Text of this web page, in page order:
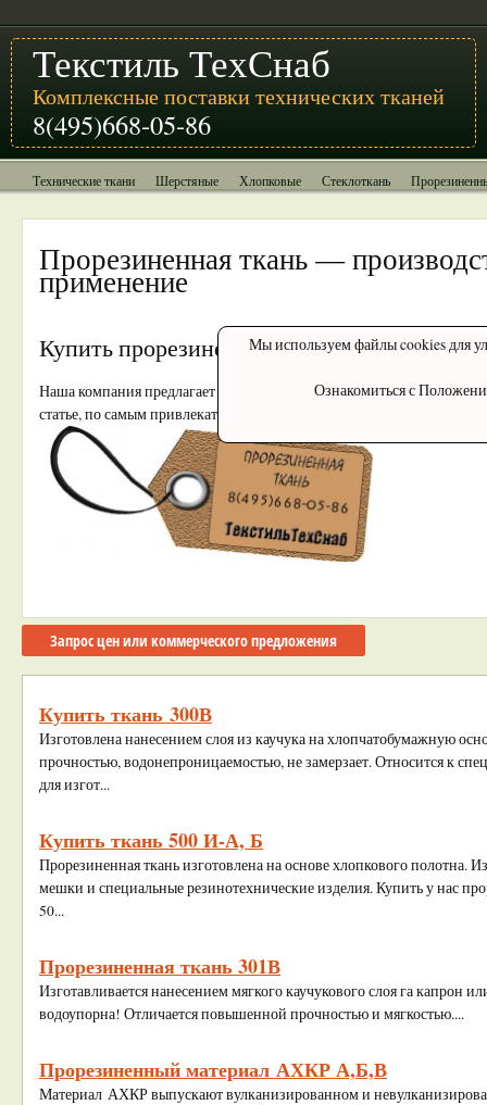
Мы используем файлы cookies для
Ознакомиться с
Текстиль ТехСнаб
Комплексные поставки технических тканей
8(495)668-05-86
Технические ткани Шерстяные Хлопковые Стеклоткань
Прорезиненная ткань —
применение
Купить прорезиненную ткань
Наша компания предлагает регулярные поставки технического
статье, по самым привлекательным ценам.
Запрос цен или коммерческого предложения
Купить ткань 300В
Изготовлена нанесением слоя из каучука на хлопчатобумажную
прочностью, водонепроницаемостью, не замерзает. Относится к
для изгот...
Купить ткань 500 И-А, Б
Прорезиненная ткань изготовлена на основе хлопкового полотна.
мешки и специальные резинотехнические изделия. Купить у нас
50...
Прорезиненная ткань 301В
Изготавливается нанесением мягкого каучукового слоя га капрон
водоупорна! Отличается повышенной прочностью и мягкостью....
Прорезиненный материал АХКР А,Б,В
Материал АХКР выпускают вулканизированном и